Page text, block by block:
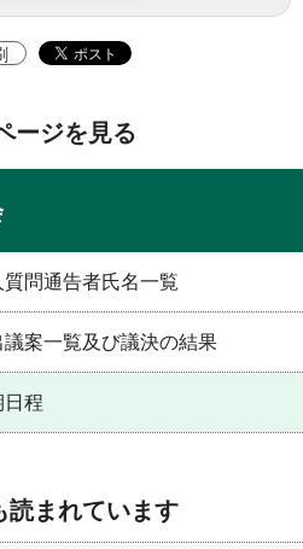
ージを見る
問通告者氏名一覧
案一覧及び議決の結果
程
読まれています